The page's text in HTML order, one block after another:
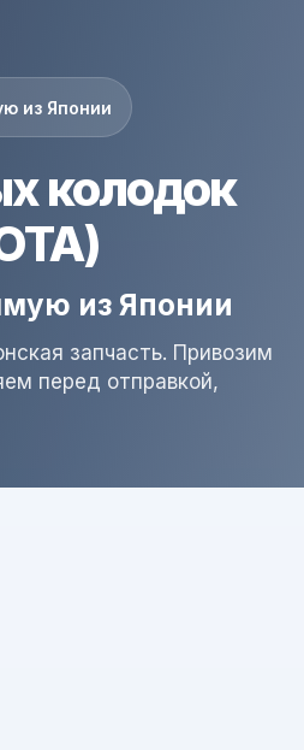
из Японии
колодок
из Японии
запчасть. Привозим
перед отправкой,